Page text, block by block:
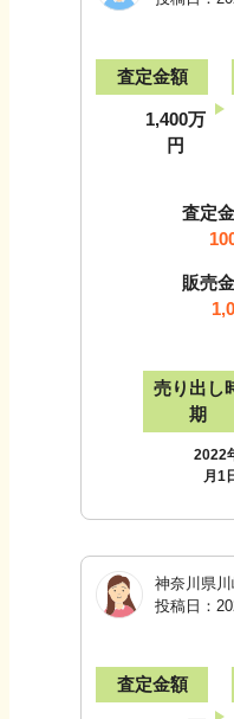
査定金額
1,400万
円
査定
販売
売り出し
期
2022
月1
神奈川県
投稿日：
査定金額